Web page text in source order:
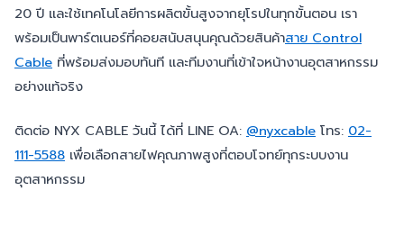
20 ปี และใช้เทคโนโลยีการผลิตขั้นสูงจากยุโรปในทุกขั้นตอน เรา
พร้อมเป็นพาร์ตเนอร์ที่คอยสนับสนุนคุณด้วยสินค้าสาย Control
Cable ที่พร้อมส่งมอบทันที และทีมงานที่เข้าใจหน้างานอุตสาหกรรม
อย่างแท้จริง
ติดต่อ NYX CABLE วันนี้ ได้ที่ LINE OA: @nyxcable โทร: 02-
111-5588 เพื่อเลือกสายไฟคุณภาพสูงที่ตอบโจทย์ทุกระบบงาน
อุตสาหกรรม